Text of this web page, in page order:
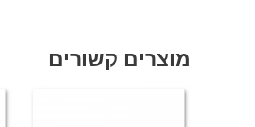
מוצרים קשורים